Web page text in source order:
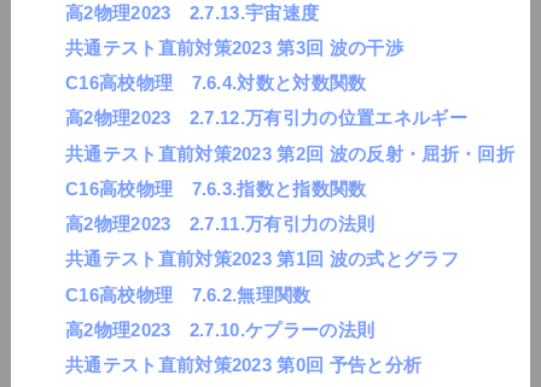
高2物理2023 2.7.13.宇宙速度
共通テスト直前対策2023 第3回 波の干渉
C16高校物理 7.6.4.対数と対数関数
高2物理2023 2.7.12.万有引力の位置エネルギー
共通テスト直前対策2023 第2回 波の反射・屈折・回折
C16高校物理 7.6.3.指数と指数関数
高2物理2023 2.7.11.万有引力の法則
共通テスト直前対策2023 第1回 波の式とグラフ
C16高校物理 7.6.2.無理関数
高2物理2023 2.7.10.ケプラーの法則
共通テスト直前対策2023 第0回 予告と分析